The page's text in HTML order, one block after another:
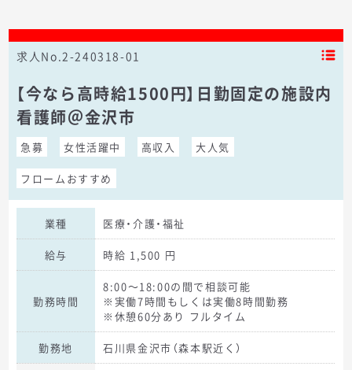
求人No.2-240318-01
【今なら高時給1500円】日勤固定の施設内
看護師＠金沢市
急募 女性活躍中 高収入 大人気
フロームおすすめ
業種 医療・介護・福祉
給与 時給 1,500 円
勤務時間
8:00～18:00の間で相談可能
※実働7時間もしくは実働8時間勤務
※休憩60分あり フルタイム
勤務地 石川県金沢市（森本駅近く）